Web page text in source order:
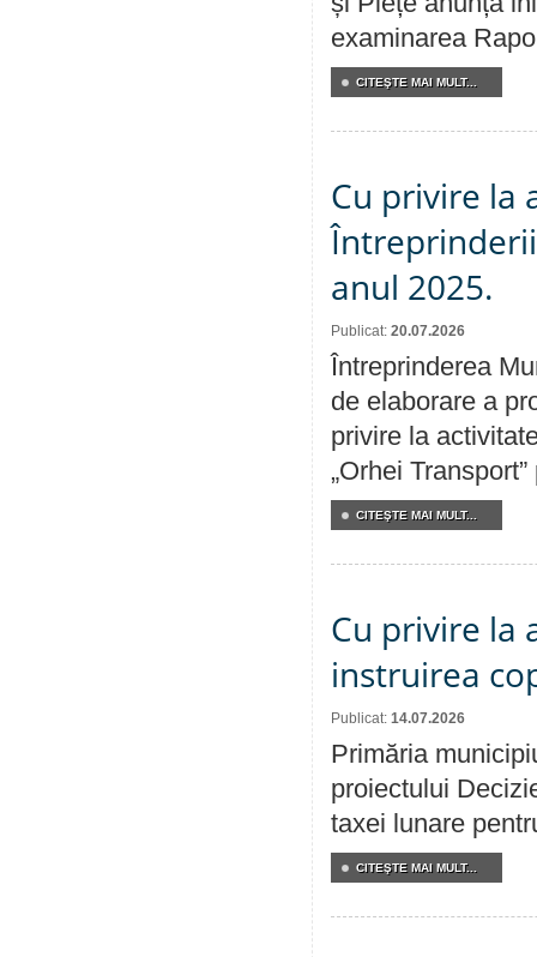
examinarea
CITEŞTE MAI MULT...
Cu privire la
anul 2025.
Publicat: 20.07.2026
Întreprinderea
de elaborare a
privire la
„Orhei
CITEŞTE MAI MULT...
Cu privire la
instruirea
Publicat: 14.07.2026
Primăria
proiectului
taxei lunare
CITEŞTE MAI MULT...